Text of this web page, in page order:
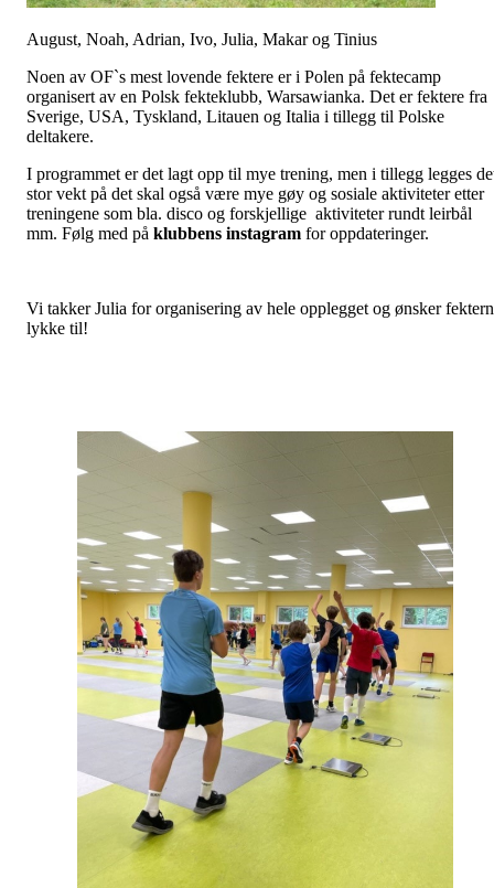
August, Noah, Adrian, Ivo, Julia, Makar og Tinius
Noen av OF`s mest lovende fektere er i Polen på fektecamp
organisert av en Polsk fekteklubb, Warsawianka. Det er fektere fra
Sverige, USA, Tyskland, Litauen og Italia i tillegg til Polske
deltakere.
I programmet er det lagt opp til mye trening, men i tillegg legges
stor vekt på det skal også være mye gøy og sosiale aktiviteter etter
treningene som bla. disco og forskjellige aktiviteter rundt leirbål
mm. Følg med på klubbens instagram for oppdateringer.
Vi takker Julia for organisering av hele opplegget og ønsker
lykke til!